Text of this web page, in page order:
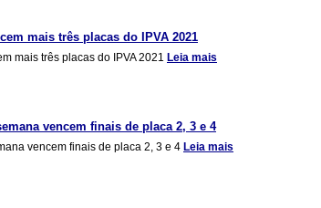
mais três placas do IPVA 2021
mais três placas do IPVA 2021 Leia mais
vencem finais de placa 2, 3 e 4
vencem finais de placa 2, 3 e 4 Leia mais